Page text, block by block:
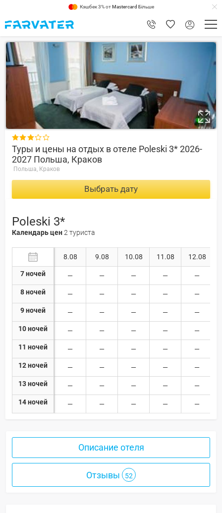
Кэшбек 3% отMastercard Більше

Туры и цены на отдых в отеле Poleski 3* 2026-
2027 Польша, Краков
Польша, Краков
Выбрать дату
Poleski 3*
Календарь цен2 туриста
7 ночей
8 ночей
9 ночей
10 ночей
11 ночей
12 ночей
13 ночей
14 ночей
8.08 9.08 10.08 11.08 12.08
Описание отеля
Отзывы 52